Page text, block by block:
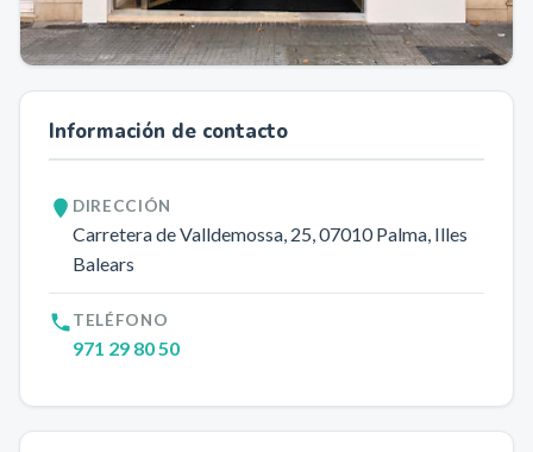
Información de contacto
DIRECCIÓN
Carretera de Valldemossa, 25, 07010 Palma, Illes
Balears
TELÉFONO
971 29 80 50